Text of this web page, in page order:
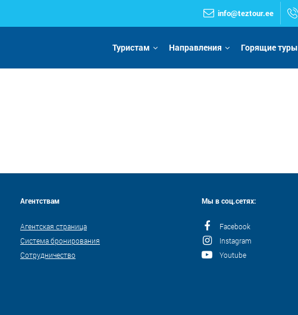
info@teztour.ee
Туристам Направления Горящие туры
Агентствам
Агентская страница
Система бронирования
Сотрудничество
Мы в соц.сетях:
Facebook
Instagram
Youtube